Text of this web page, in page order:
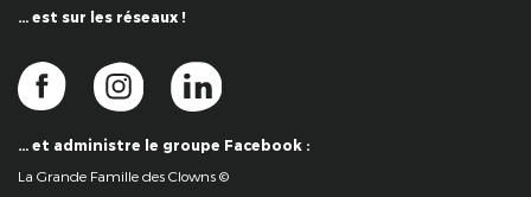
… est sur les réseaux !
… et administre le groupe Facebook :
La Grande Famille des Clowns ©